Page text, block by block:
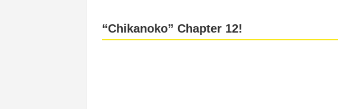
“Chikanoko” Chapter 12!